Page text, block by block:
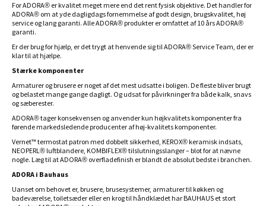
For ADORA® er kvalitet meget mere end det rent fysisk objektive. Det handler for
ADORA® om at yde dagligdags fornemmelse af godt design, brugskvalitet, høj
service og lang garanti. Alle ADORA® produkter er omfattet af 10 års ADORA®
garanti.
Er der brug for hjælp, er det trygt at henvende sig til ADORA® Service Team, der er
klar til at hjælpe.
Stærke komponenter
Armaturer og brusere er noget af det mest udsatte i boligen. De fleste bliver brugt
og belastet mange gange dagligt. Og udsat for påvirkninger fra både kalk, snavs
og sæberester.
ADORA® tager konsekvensen og anvender kun højkvalitets komponenter fra
førende markedsledende producenter af høj-kvalitets komponenter.
Vernet™ termostat patron med dobbelt sikkerhed, KEROX® keramisk indsats,
NEOPERL® luftblandere, KOMBIFLEX® tilslutningsslanger – blot for at nævne
nogle. Læg til at ADORA® overfladefinish er blandt de absolut bedste i branchen.
ADORA i Bauhaus
Uanset om behovet er, brusere, brusesystemer, armaturer til køkken og
badeværelse, toiletsæder eller en krog til håndklædet har BAUHAUS et stort